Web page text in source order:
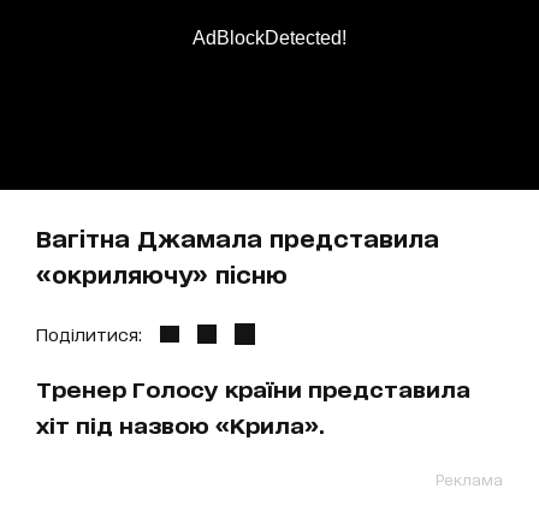
Вагітна Джамала представила
«окриляючу» пісню
AdBlockDetected!
Поділитися:
Тренер Голосу країни представила
хіт під назвою «Крила».
Реклама